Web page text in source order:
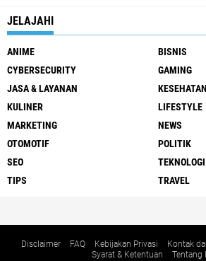
JELAJAHI
ANIME
BISNIS
CYBERSECURITY
GAMING
JASA & LAYANAN
KESEHATAN
KULINER
LIFESTYLE
MARKETING
NEWS
OTOMOTIF
POLITIK
SEO
TEKNOLOGI
TIPS
TRAVEL
Disclaimer FAQ Kebijakan Privasi Kontak
Syarat & Ketentuan
Tentang